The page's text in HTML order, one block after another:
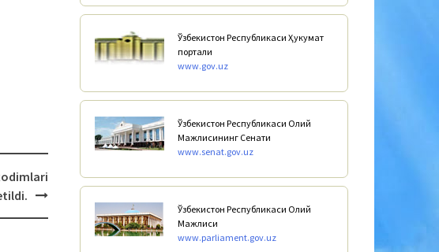
Ўзбекистон Республикаси Ҳукумат
портали
www.gov.uz
Ўзбекистон Республикаси Олий
Мажлисининг Сенати
www.senat.gov.uz
Ўзбекистон Республикаси Олий
Мажлиси
www.parliament.gov.uz